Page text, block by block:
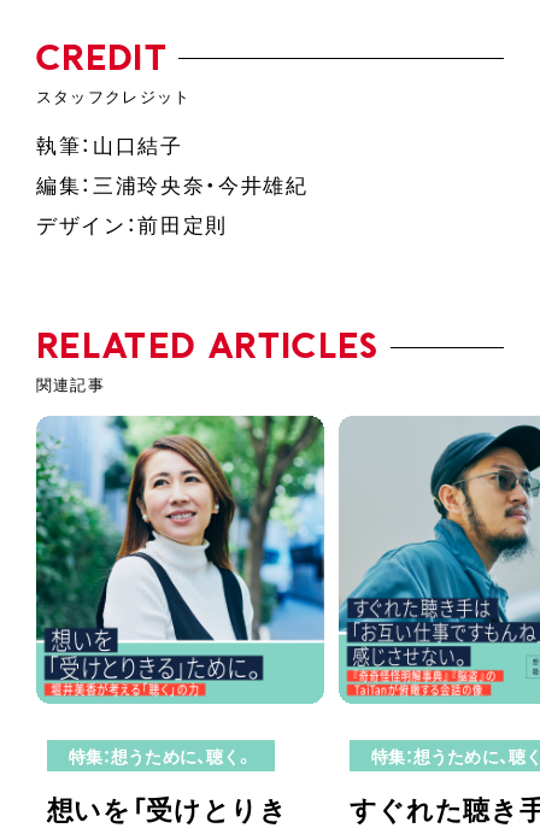
CREDIT
執筆：山口結子
編集：三浦玲央奈・今井雄紀
デザイン：前田定則
RELATED ARTICLES
特集：想うために、聴く。
想いを「受けとりき
特集：想うために、聴
すぐれた聴き